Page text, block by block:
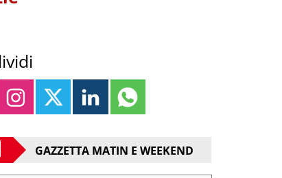
GAZZETTA MATIN E WEEKEND